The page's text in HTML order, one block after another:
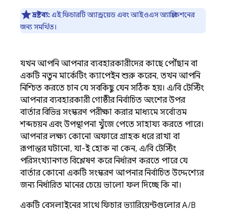
দ্রষ্টব্য:এই ফিচারটি অ্যান্ড্রয়েড এবং আইওএস অ্যাপ্লিকেশনের
জন্য সমর্থিত।
যখন আপনি আপনার ব্যবহারকারীদের কাছে পৌঁছান বা
একটি নতুন মার্কেটিং ক্যাম্পেইন শুরু করেন, তখন আপনি
নিশ্চিত করতে চান যে সবকিছু যেন সঠিক হয়। এ/বি টেস্টিং
আপনার ব্যবহারকারী গোষ্ঠীর নির্বাচিত অংশের উপর
বার্তার বিভিন্ন সংস্করণ পরীক্ষা করার মাধ্যমে সর্বোত্তম
শব্দচয়ন এবং উপস্থাপনা খুঁজে পেতে সাহায্য করতে পারে।
আপনার লক্ষ্য কোনো অফারে গ্রাহক ধরে রাখা বা
রূপান্তর ঘটানো, যা-ই হোক না কেন, এ/বি টেস্টিং
পরিসংখ্যানগত বিশ্লেষণ করে নির্ধারণ করতে পারে যে
বার্তার কোনো একটি সংস্করণ আপনার নির্বাচিত উদ্দেশ্যের
জন্য নির্ধারিত মানের চেয়ে ভালো ফল দিচ্ছে কি না।
একটি বেসলাইনের সাথে ফিচার ভ্যারিয়েন্টগুলোর A/B